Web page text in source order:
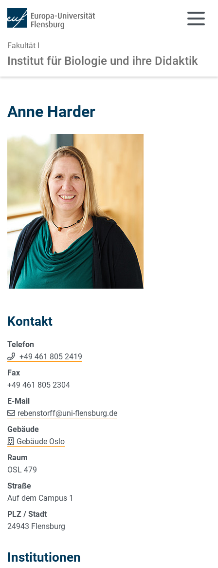
Fakultät I
Institut für Biologie und ihre Didaktik
Anne Harder
Kontakt
Telefon
+49 461 805 2419
Fax
+49 461 805 2304
E-Mail
rebenstorff@uni-flensburg.de
Gebäude
Gebäude Oslo
Raum
OSL 479
Straße
Auf dem Campus 1
PLZ / Stadt
24943 Flensburg
Institutionen